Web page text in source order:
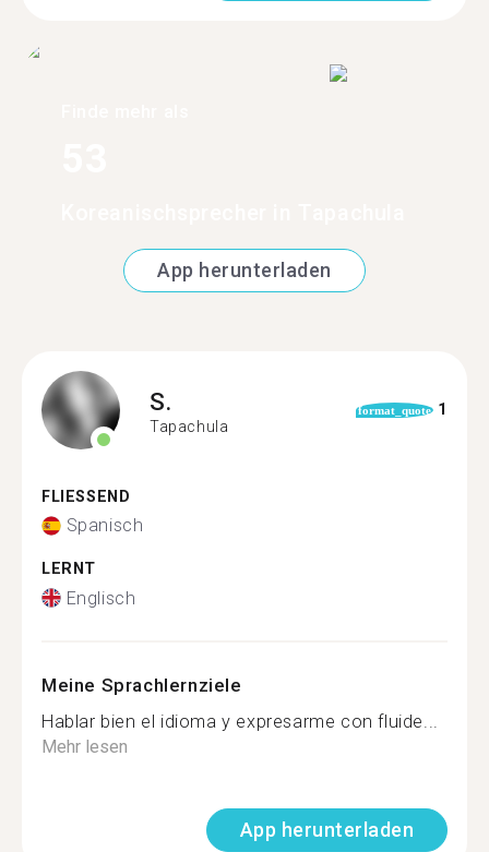
App herunterladen
S.
Tapachula
format_quote 1
FLIESSEND
Spanisch
LERNT
Englisch
Meine Sprachlernziele
Hablar bien el idioma y expresarme con fluide...
Mehr lesen
App herunterladen